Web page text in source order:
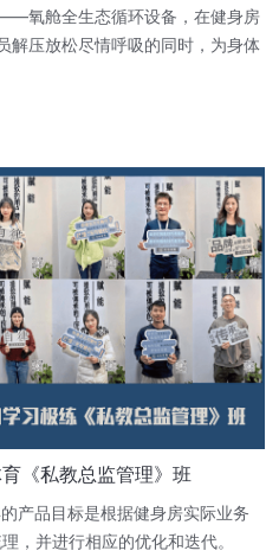
氧舱全生态循环设备，在健身房
解压放松尽情呼吸的同时，为身体
《私教总监管理》班
产品目标是根据健身房实际业务
，并进行相应的优化和迭代。